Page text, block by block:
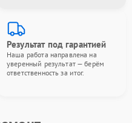
Результат под гарантией
Наша работа направлена на
уверенный результат — берём
ответственность за итог.